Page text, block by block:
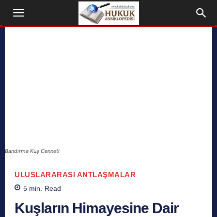
Bandırma Kuş Cenneti
ULUSLARARASI ANTLAŞMALAR
5 min. Read
Kuşların Himayesine Dair